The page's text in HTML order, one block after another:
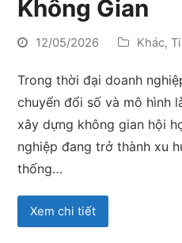
Không Gian
12/05/2026 Khác,
Trong thời đại doanh
chuyển đổi số và mô hình
xây dựng không gian hội
nghiệp đang trở thành xu
thống…
Xem chi tiết